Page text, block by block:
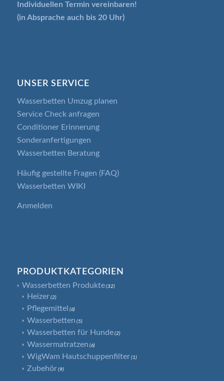
Individuellen Termin vereinbaren!
(in Absprache auch bis 20 Uhr)
UNSER SERVICE
Wasserbetten Umzug planen
Service Check anfragen
Conditioner Erinnerung
Sonderanfertigungen
Wasserbetten Beratung
Häufig gestellte Fragen (FAQ)
Wasserbetten WIKI
Anmelden
PRODUKTKATEGORIEN
Wasserbetten Produkte (32)
Heizer (2)
Pflegemittel (6)
Wasserbetten (5)
Wasserbetten für Hunde (2)
Wassermatratzen (6)
WigWam Hautschuppenfilter (1)
Zubehör (9)